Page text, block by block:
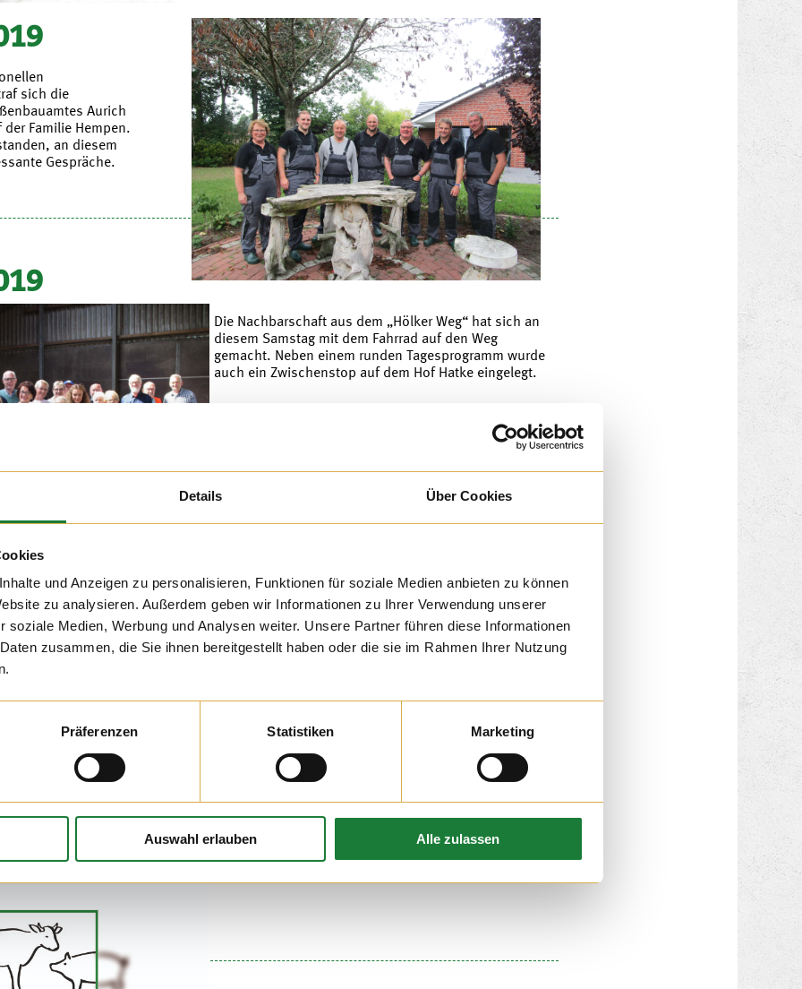
Details Über Cookies
und Anzeigen zu personalisieren, Funktionen für soziale Medien anbieten zu können
zu analysieren. Außerdem geben wir Informationen zu Ihrer Verwendung unserer
soziale Medien, Werbung und Analysen weiter. Unsere Partner führen diese Informationen
zusammen, die Sie ihnen bereitgestellt haben oder die sie im Rahmen Ihrer Nutzung
Präferenzen Statistiken Marketing
Auswahl erlauben Alle zulassen
sich die
Aurich
Familie Hempen.
an diesem
Gespräche.
Die Nachbarschaft aus dem „Hölker Weg“ hat sich an
diesem Samstag mit dem Fahrrad auf den Weg
gemacht. Neben einem runden Tagesprogramm wurde
auch ein Zwischenstop auf dem Hof Hatke eingelegt.
09. AUG 2019
verraten, doch für
ein tolles
2019 haben
doch die
kleinsten Kälber und der Trecker waren die Magneten